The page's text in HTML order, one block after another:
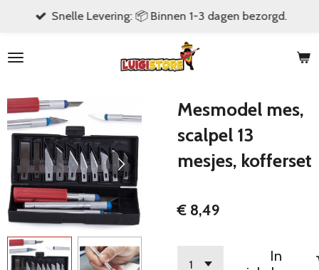
naar
hoofdinhoud
Snelle Levering: 📦 Binnen 1-3 dagen bezorgd.
Mesmodel mes,
scalpel 13
mesjes, kofferset
€ 8,49
In